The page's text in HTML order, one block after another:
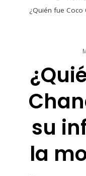
¿Quién fue Coco
su
la